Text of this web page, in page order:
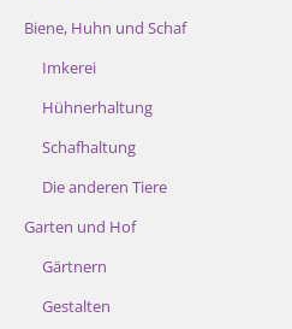
Biene, Huhn und Schaf
Imkerei
Hühnerhaltung
Schafhaltung
Die anderen Tiere
Garten und Hof
Gärtnern
Gestalten